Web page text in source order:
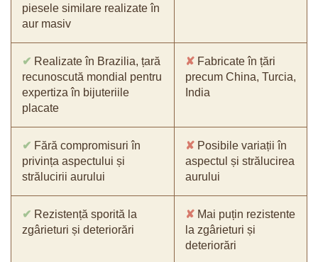
piesele similare realizate în
aur masiv
✔ Realizate în Brazilia, țară
recunoscută mondial pentru
expertiza în bijuteriile
placate
✘ Fabricate în țări
precum China, Turcia,
India
✔ Fără compromisuri în
privința aspectului și
strălucirii aurului
✘ Posibile variații în
aspectul și strălucirea
aurului
✔ Rezistență sporită la
zgârieturi și deteriorări
✘ Mai puțin rezistente
la zgârieturi și
deteriorări